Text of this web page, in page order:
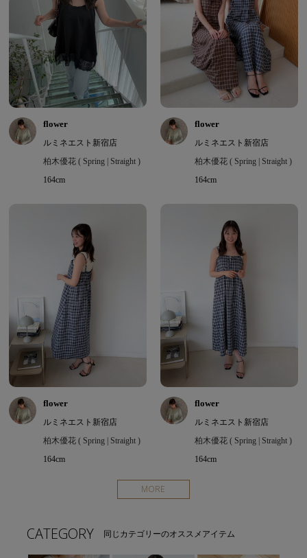
flower
ルミネエスト新宿店
柏木優花 ( Spring | Straight )
164cm
flower
ルミネエスト新宿店
柏木優花 ( Spring | Straight )
164cm
flower
ルミネエスト新宿店
柏木優花 ( Spring | Straight )
164cm
flower
ルミネエスト新宿店
柏木優花 ( Spring | Straight )
164cm
MORE
CATEGORY 同じカテゴリーのオススメアイテム